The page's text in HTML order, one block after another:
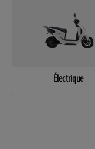
Électrique